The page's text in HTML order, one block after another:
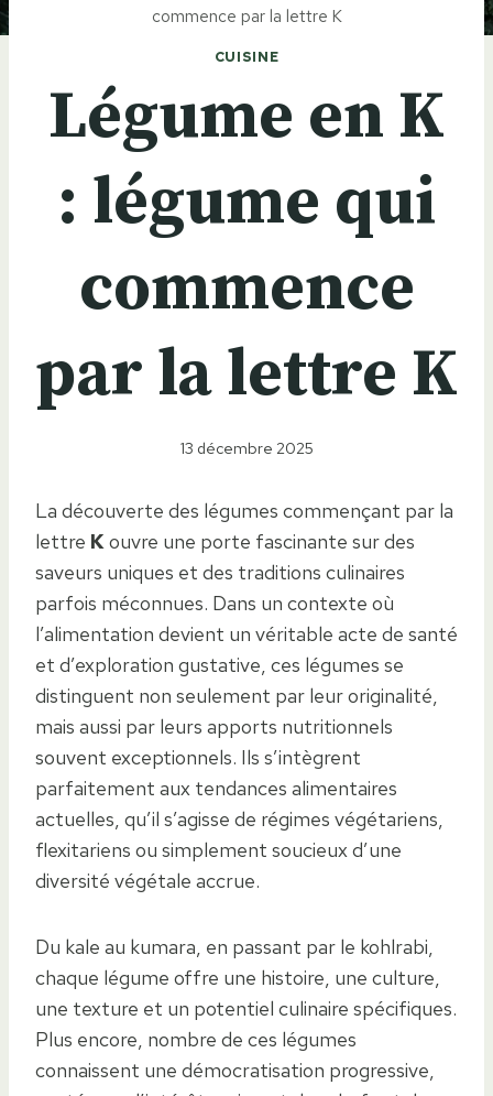
commence par la lettre K
CUISINE
Légume en K
: légume qui
commence
par la lettre K
13 décembre 2025
La découverte des légumes commençant par la
lettre Kouvre une porte fascinante sur des
saveurs uniques et des traditions culinaires
parfois méconnues. Dans un contexte où
l’alimentation devient un véritable acte de santé
et d’exploration gustative, ces légumes se
distinguent non seulement par leur originalité,
mais aussi par leurs apports nutritionnels
souvent exceptionnels. Ils s’intègrent
parfaitement aux tendances alimentaires
actuelles, qu’il s’agisse de régimes végétariens,
flexitariens ou simplement soucieux d’une
diversité végétale accrue.
Du kale au kumara, en passant par le kohlrabi,
chaque légume offre une histoire, une culture,
une texture et un potentiel culinaire spécifiques.
Plus encore, nombre de ces légumes
connaissent une démocratisation progressive,